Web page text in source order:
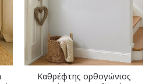
Καθρέφτης ορθογώνιος